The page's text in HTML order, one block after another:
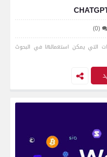
(0)
التي يمكن استعمالها في البحوث